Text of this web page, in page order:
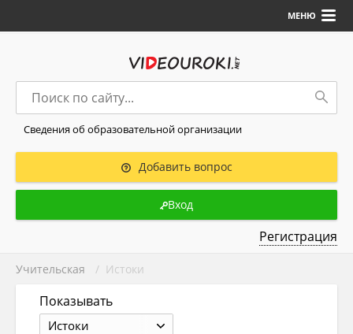
МЕНЮ
Сведения об образовательной организации
Добавить вопрос
Вход
Регистрация
Учительская / Истоки
Показывать
Истоки